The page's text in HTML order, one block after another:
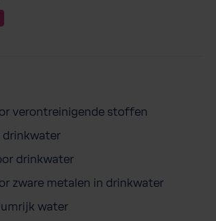
incl.
verontreinigende stoffen
drinkwater
drinkwater
zware metalen in drinkwater
water